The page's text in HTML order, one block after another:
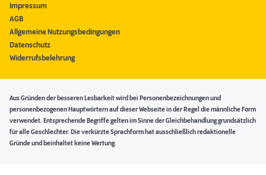
Impressum
AGB
Allgemeine Nutzungsbedingungen
Datenschutz
Widerrufsbelehrung
Aus Gründen der besseren Lesbarkeit wird bei Personenbezeichnungen und
personenbezogenen Hauptwörtern auf dieser Webseite in der Regel die männliche Form
verwendet. Entsprechende Begriffe gelten im Sinne der Gleichbehandlung grundsätzlich
für alle Geschlechter. Die verkürzte Sprachform hat ausschließlich redaktionelle
Gründe und beinhaltet keine Wertung.